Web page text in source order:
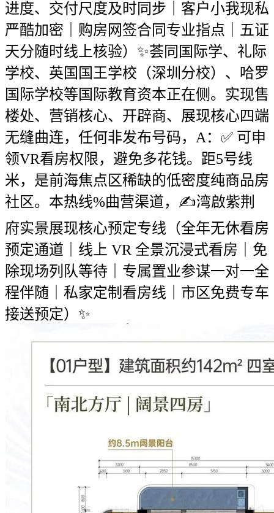
进度、交付尺度及时同步｜客户小我现私
严酷加密｜购房网签合同专业指点｜五证
天分随时线上核验）✨荟同国际学、礼际
学校、英国国王学校（深圳分校）、哈罗
国际学校等国际教育资本正在侧。实现售
楼处、营销核心、开辟商、展现核心四端
无缝曲连，任何非发布号码，A：✅ 可申
领VR看房权限，避免多花钱。距5号线
米，是前海焦点区稀缺的低密度纯商品房
社区。本热线%曲营渠道，✍湾啟紫荆
府实景展现核心预定专线（全年无休看房
预定通道｜线上 VR 全景沉浸式看房｜免
除现场列队等待｜专属置业参谋一对一全
程伴随｜私家定制看房线｜市区免费专车
接送预定）✨